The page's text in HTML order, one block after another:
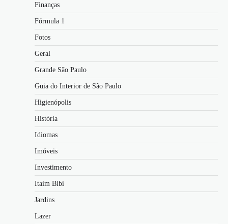
Finanças
Fórmula 1
Fotos
Geral
Grande São Paulo
Guia do Interior de São Paulo
Higienópolis
História
Idiomas
Imóveis
Investimento
Itaim Bibi
Jardins
Lazer